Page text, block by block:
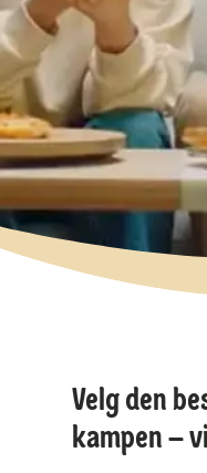
Velg den
kampen –